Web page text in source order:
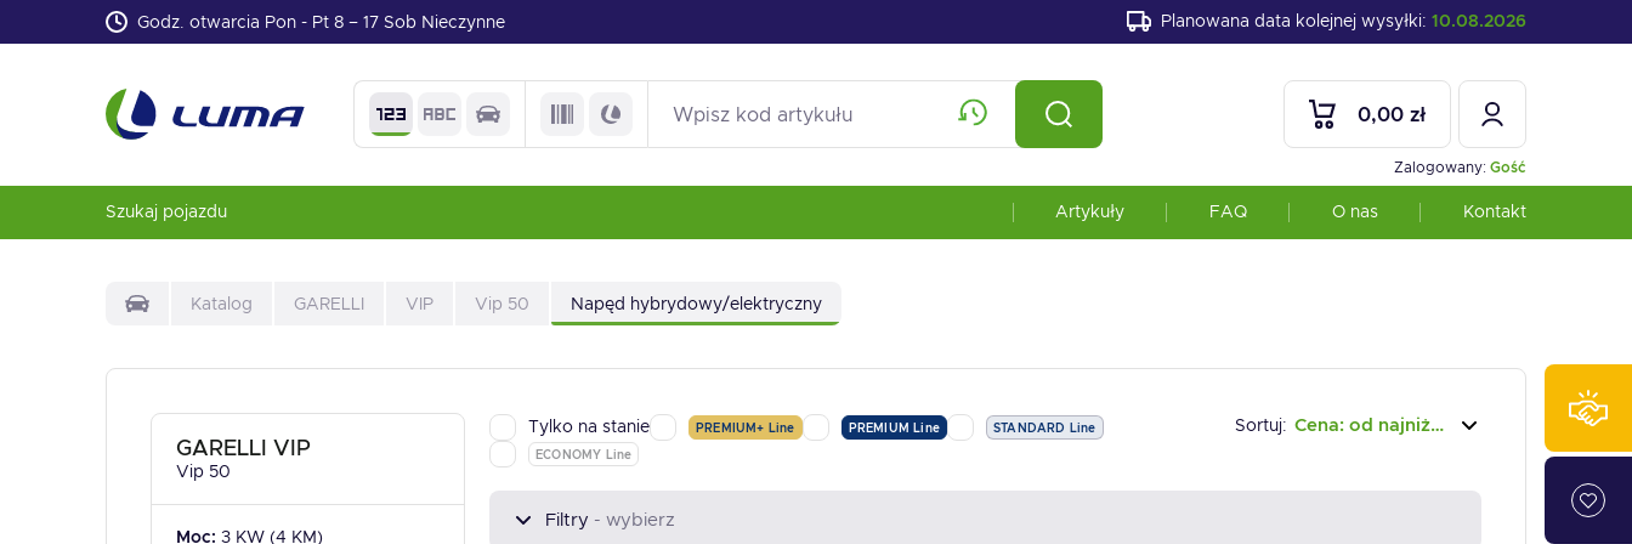
Godz. otwarcia Pon - Pt 8 – 17 Sob Nieczynne Planowana data kolejnej wysyłki: 10.08.2026
Zalogowany: Gość
0,00 zł
Szukaj pojazdu Artykuły FAQ O nas Kontakt
Katalog GARELLI VIP Vip 50 Napęd hybrydowy/elektryczny
Tylko na stanie PREMIUM+ Line PREMIUM Line
STANDARD Line
ECONOMY Line
Sortuj: Cena: od najniższej
Filtry - wybierz
GARELLI VIP
Vip 50
Moc: 3 KW (4 KM)